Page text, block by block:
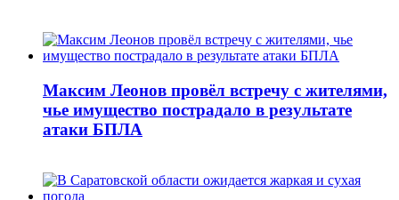
Максим Леонов провёл встречу с жителями,
чье имущество пострадало в результате
атаки БПЛА